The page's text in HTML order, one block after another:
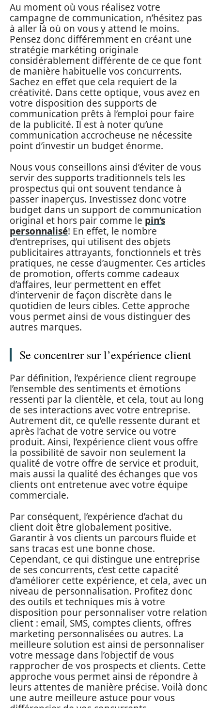
Au moment où vous réalisez votre
campagne de communication, n’hésitez pas
à aller là où on vous y attend le moins.
Pensez donc différemment en créant une
stratégie markéting originale
considérablement différente de ce que font
de manière habituelle vos concurrents.
Sachez en effet que cela requiert de la
créativité. Dans cette optique, vous avez en
votre disposition des supports de
communication prêts à l’emploi pour faire
de la publicité. Il est à noter qu’une
communication accrocheuse ne nécessite
point d’investir un budget énorme.
Nous vous conseillons ainsi d’éviter de vous
servir des supports traditionnels tels les
prospectus qui ont souvent tendance à
passer inaperçus. Investissez donc votre
budget dans un support de communication
original et hors pair comme le pin’s
personnalisé! En effet, le nombre
d’entreprises, qui utilisent des objets
publicitaires attrayants, fonctionnels et très
pratiques, ne cesse d’augmenter. Ces articles
de promotion, offerts comme cadeaux
d’affaires, leur permettent en effet
d’intervenir de façon discrète dans le
quotidien de leurs cibles. Cette approche
vous permet ainsi de vous distinguer des
autres marques.
Se concentrer sur l’expérience client
Par définition, l’expérience client regroupe
l’ensemble des sentiments et émotions
ressenti par la clientèle, et cela, tout au long
de ses interactions avec votre entreprise.
Autrement dit, ce qu’elle ressente durant et
après l’achat de votre service ou votre
produit. Ainsi, l’expérience client vous offre
la possibilité de savoir non seulement la
qualité de votre offre de service et produit,
mais aussi la qualité des échanges que vos
clients ont entretenue avec votre équipe
commerciale.
Par conséquent, l’expérience d’achat du
client doit être globalement positive.
Garantir à vos clients un parcours fluide et
sans tracas est une bonne chose.
Cependant, ce qui distingue une entreprise
de ses concurrents, c’est cette capacité
d’améliorer cette expérience, et cela, avec un
niveau de personnalisation. Profitez donc
des outils et techniques mis à votre
disposition pour personnaliser votre relation
client : email, SMS, comptes clients, offres
marketing personnalisées ou autres. La
meilleure solution est ainsi de personnaliser
votre message dans l’objectif de vous
rapprocher de vos prospects et clients. Cette
approche vous permet ainsi de répondre à
leurs attentes de manière précise. Voilà donc
une autre meilleure astuce pour vous